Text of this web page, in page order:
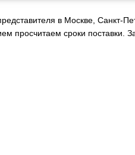
в Москве, Санкт-
просчитаем сроки поставки.